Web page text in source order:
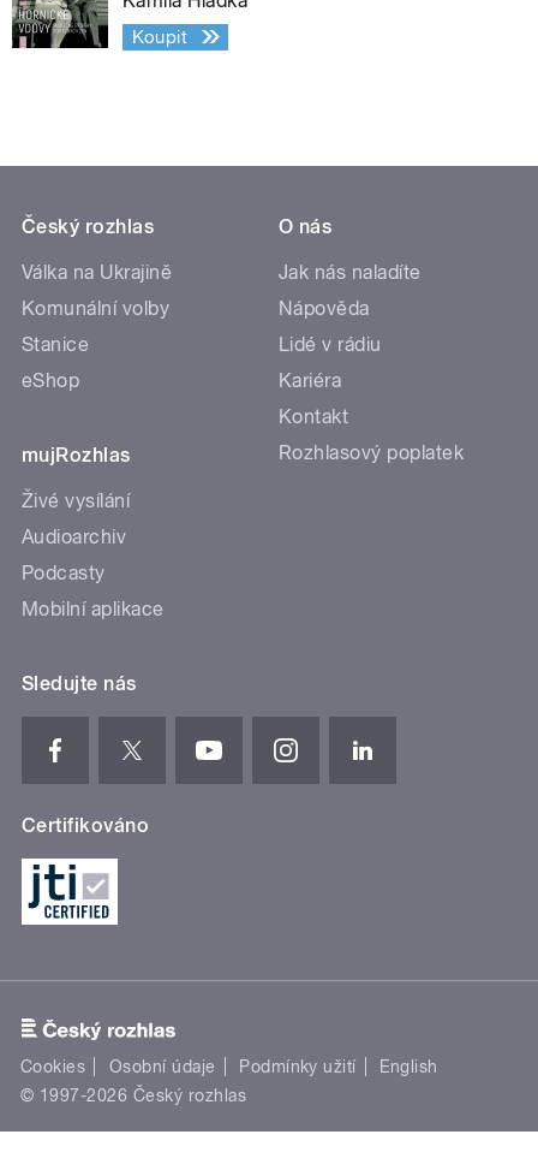
Koupit
Český rozhlas
Válka na Ukrajině
Komunální volby
Stanice
eShop
mujRozhlas
Živé vysílání
Audioarchiv
Podcasty
Mobilní aplikace
O nás
Jak nás naladíte
Nápověda
Lidé v rádiu
Kariéra
Kontakt
Rozhlasový poplatek
Sledujte nás
Certifikováno
Cookies Osobní údaje Podmínky užití
English
© 1997-2026 Český rozhlas